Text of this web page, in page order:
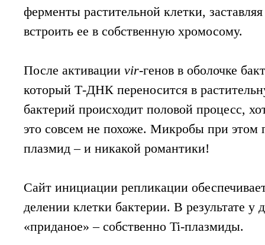
ферменты растительной клетки,
встроить ее в собственную хромосому.
После активации vir-генов в оболочке
который Т-ДНК переносится в
бактерий происходит половой процесс,
это совсем не похоже. Микробы при этом
плазмид – и никакой романтики!
Сайт инициации репликации
делении клетки бактерии. В результате у
«приданое» – собственно Ti-плазмиды.